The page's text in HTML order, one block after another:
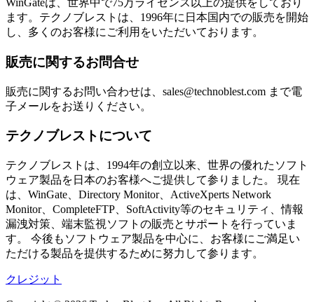
WinGateは、世界中で75万ライセンス以上の提供をしており
ます。テクノブレストは、1996年に日本国内での販売を開始
し、多くのお客様にご利用をいただいております。
販売に関するお問合せ
販売に関するお問い合わせは、sales@technoblest.com まで電
子メールをお送りください。
テクノブレストについて
テクノブレストは、1994年の創立以来、世界の優れたソフト
ウェア製品を日本のお客様へご提供して参りました。 現在
は、WinGate、Directory Monitor、ActiveXperts Network
Monitor、CompleteFTP、SoftActivity等のセキュリティ、情報
漏洩対策、端末監視ソフトの販売とサポートを行っていま
す。 今後もソフトウェア製品を中心に、お客様にご満足い
ただける製品を提供するために努力して参ります。
クレジット